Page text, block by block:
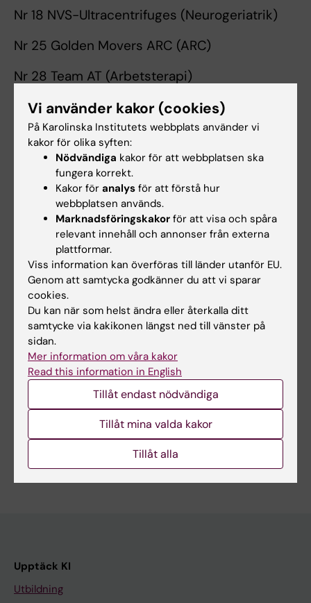
Nr 18 NVS-Ultracentrifuges (Neurogeriatrik)
Nr 25 Golden Movers ARC (ARC)
Nr 28 Team AT (Arbetsterapi)
Nr 42 Hjärngänget – D3 (Central
ledningskansli, D3)
Nr 44 Team omvårdnad (Omvårdnad)
Nr 47 Silver Sprinters ARC (ARC)
Nr 51 UK goes hälsosamma
(Utbildningskansliet, D2)
En varm applåd till alla som såg till att tänka
extra mycket på sin hälsa under denna
månad!
Uppdaterad av:
Annika Clemes 2026-05-27
Upptäck KI
Utbildning
Vi använder kakor (cookies)
På Karolinska Institutets webbplats använder vi
kakor för olika syften:
Nödvändiga kakor för att webbplatsen ska
fungera korrekt.
Kakor för analys för att förstå hur
webbplatsen används.
Marknadsföringskakor för att visa och spåra
relevant innehåll och annonser från externa
plattformar.
Viss information kan överföras till länder utanför EU.
Genom att samtycka godkänner du att vi sparar
cookies.
Du kan när som helst ändra eller återkalla ditt
samtycke via kakikonen längst ned till vänster på
sidan.
Mer information om våra kakor
Read this information in English
Tillåt endast nödvändiga
Tillåt mina valda kakor
Tillåt alla